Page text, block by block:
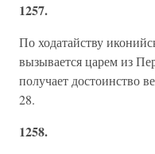
1257.
По ходатайству
вызывается царем из
получает достоинство
28.
1258.